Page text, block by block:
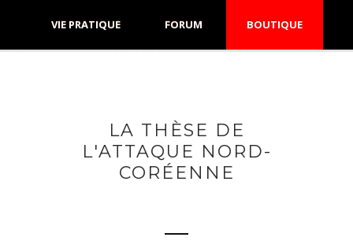
VIE PRATIQUE FORUM BOUTIQUE
LA THÈSE DE
L'ATTAQUE NORD-
CORÉENNE